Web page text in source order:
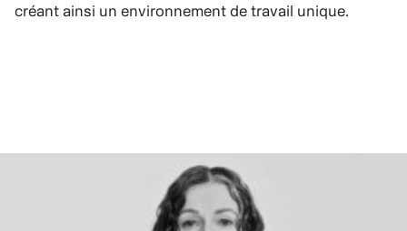
créant ainsi un environnement de travail unique.